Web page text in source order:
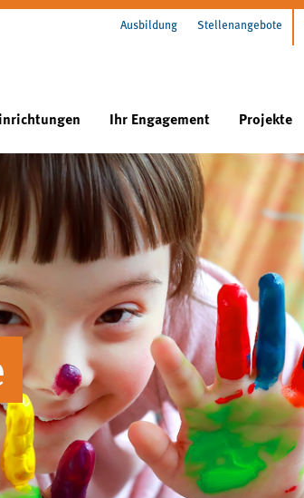
Ausbildung Stellenangebote
Ihr Engagement Projekte